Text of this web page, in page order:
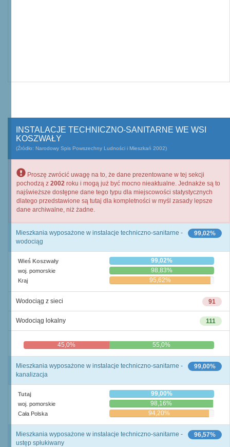
INSTALACJE TECHNICZNO-SANITARNE WE WSI
KOSZWAŁY
(Źródło: Narodowy Spis Powszechny Ludności i Mieszkań 2002)
Proszę zwrócić uwagę na to, że dane prezentowane w tej sekcji
pochodzą z 2002 roku i mogą już być mocno nieaktualne. Jednakże są to
najświeższe dostępne dane tego typu dla miejscowości statystycznych
dlatego przedstawione są tutaj dla kompletności w myśl zasady lepsze
dane archiwalne, niż żadne.
99,02%
Mieszkania wyposażone w instalacje techniczno-sanitarne -
wodociąg
Wieś Koszwały 99,02%
woj. pomorskie 98,83%
Kraj 95,62%
91
Wodociąg z sieci
111
Wodociąg lokalny
45,0% 55,0%
99,00%
Mieszkania wyposażone w instalacje techniczno-sanitarne -
kanalizacja
Tutaj 99,00%
woj. pomorskie 98,16%
Cała Polska 94,20%
96,57%
Mieszkania wyposażone w instalacje techniczno-sanitarne -
ustęp spłukiwany